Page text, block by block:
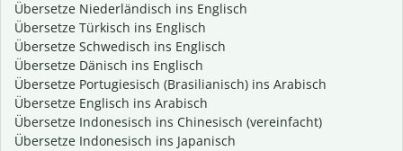
Übersetze Niederländisch ins Englisch
Übersetze Türkisch ins Englisch
Übersetze Schwedisch ins Englisch
Übersetze Dänisch ins Englisch
Übersetze Portugiesisch (Brasilianisch) ins Arabisch
Übersetze Englisch ins Arabisch
Übersetze Indonesisch ins Chinesisch (vereinfacht)
Übersetze Indonesisch ins Japanisch